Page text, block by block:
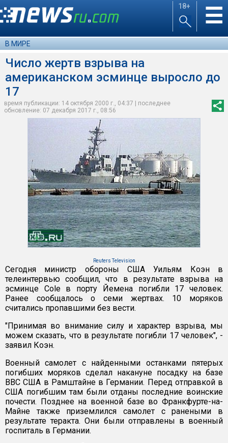
18+ ☰
В МИРЕ
Число жертв взрыва на
американском эсминце выросло до
17
время публикации: 14 октября 2000 г., 04:37 | последнее
обновление: 07 декабря 2017 г., 08:56
Reuters Television
Сегодня министр обороны США Уильям Коэн в
телеинтервью сообщил, что в результате взрыва на
эсминце Cole в порту Йемена погибли 17 человек.
Ранее сообщалось о семи жертвах. 10 моряков
считались пропавшими без вести.
"Принимая во внимание силу и характер взрыва, мы
можем сказать, что в результате погибли 17 человек", -
заявил Коэн.
Военный самолет с найденными останками пятерых
погибших моряков сделал накануне посадку на базе
ВВС США в Рамштайне в Германии. Перед отправкой в
США погибшим там были отданы последние воинские
почести. Позднее на военной базе во Франкфурте-на-
Майне также приземлился самолет с ранеными в
результате теракта. Они были отправлены в военный
госпиталь в Германии.